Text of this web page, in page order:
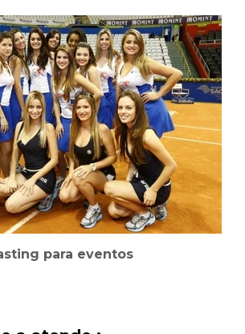
para eventos